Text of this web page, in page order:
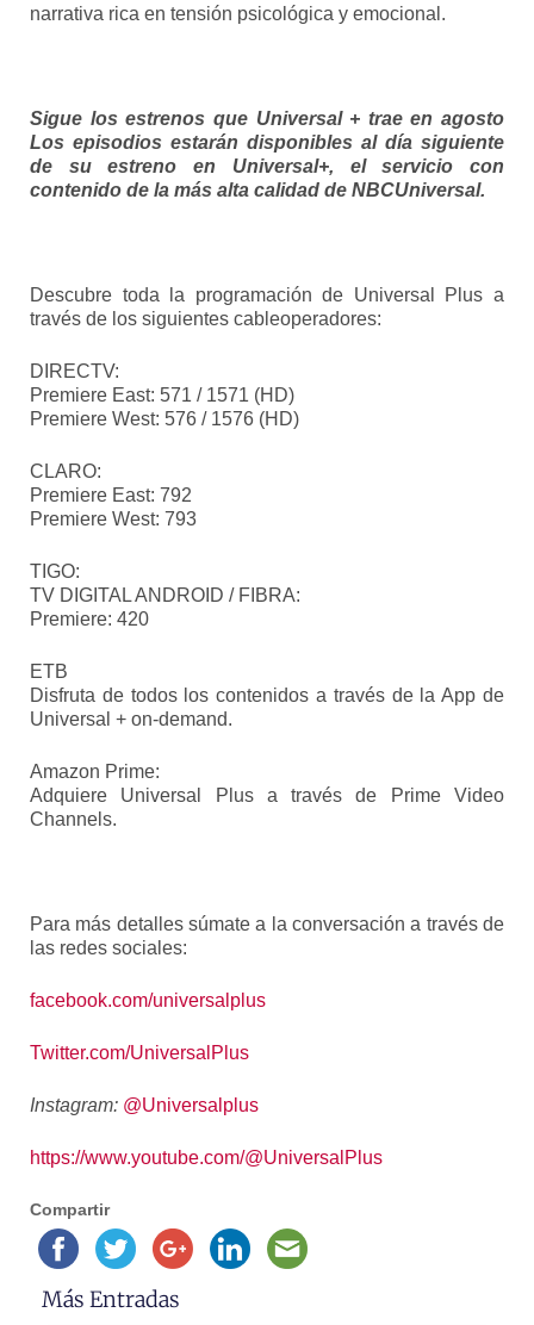
narrativa rica en tensión psicológica y emocional.
Sigue los estrenos que Universal + trae en agosto
Los episodios estarán disponibles al día siguiente
de su estreno en Universal+, el servicio con
contenido de la más alta calidad de NBCUniversal.
Descubre toda la programación de Universal Plus a
través de los siguientes cableoperadores:
DIRECTV:
Premiere East: 571 / 1571 (HD)
Premiere West: 576 / 1576 (HD)
CLARO:
Premiere East: 792
Premiere West: 793
TIGO:
TV DIGITAL ANDROID / FIBRA:
Premiere: 420
ETB
Disfruta de todos los contenidos a través de la App de
Universal + on-demand.
Amazon Prime:
Adquiere Universal Plus a través de Prime Video
Channels.
Para más detalles súmate a la conversación a través de
las redes sociales:
facebook.com/universalplus
Twitter.com/UniversalPlus
Instagram: @Universalplus
https://www.youtube.com/@UniversalPlus
Compartir
Más Entradas